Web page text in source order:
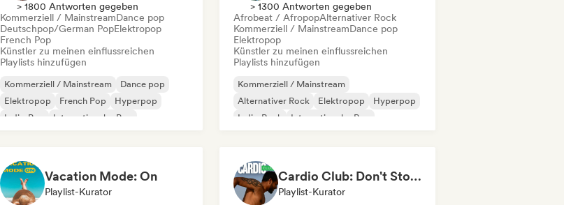
> 1800 Antworten gegeben
Kommerziell / MainstreamDance pop
Deutschpop/German PopElektropop
French Pop
Künstler zu meinen einflussreichen
Playlists hinzufügen
Kommerziell / Mainstream
Dance pop
Elektropop
French Pop
Hyperpop
Indie-Pop
Internationaler Pop
> 1300 Antworten gegeben
Afrobeat / AfropopAlternativer Rock
Kommerziell / MainstreamDance pop
Elektropop
Künstler zu meinen einflussreichen
Playlists hinzufügen
Kommerziell / Mainstream
Alternativer Rock
Elektropop
Hyperpop
Indie-Rock
Internationaler Pop
Vacation Mode: On
Playlist-Kurator
Cardio Club: Don't Stop! 💦
Playlist-Kurator